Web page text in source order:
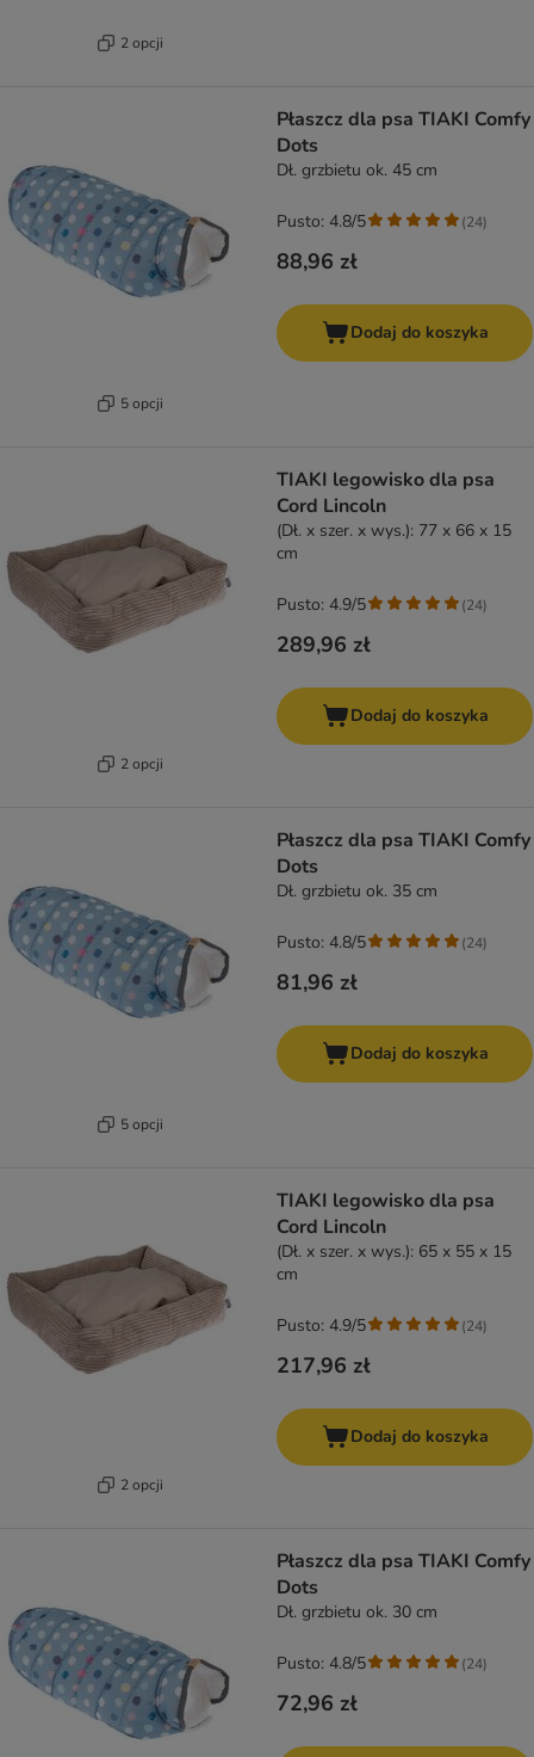
2 opcji
5 opcji
Płaszcz dla psa TIAKI Comfy
Dots
Dł. grzbietu ok. 45 cm
88,96 zł
Pusto: 4.8/5 (24)
Dodaj do koszyka
2 opcji
TIAKI legowisko dla psa
Cord Lincoln
(Dł. x szer. x wys.): 77 x 66 x 15
cm
289,96 zł
Pusto: 4.9/5 (24)
Dodaj do koszyka
5 opcji
Płaszcz dla psa TIAKI Comfy
Dots
Dł. grzbietu ok. 35 cm
81,96 zł
Pusto: 4.8/5 (24)
Dodaj do koszyka
2 opcji
TIAKI legowisko dla psa
Cord Lincoln
(Dł. x szer. x wys.): 65 x 55 x 15
cm
217,96 zł
Pusto: 4.9/5 (24)
Dodaj do koszyka
Płaszcz dla psa TIAKI Comfy
Dots
Dł. grzbietu ok. 30 cm
72,96 zł
Pusto: 4.8/5 (24)